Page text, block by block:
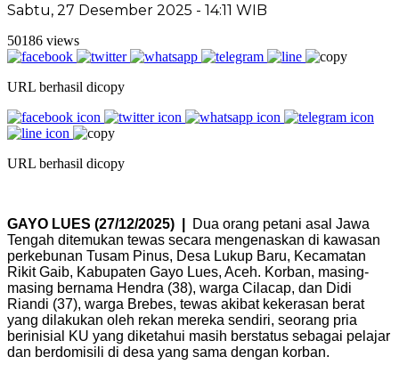
Sabtu, 27 Desember 2025 - 14:11 WIB
50186 views
URL berhasil dicopy
URL berhasil dicopy
GAYO LUES (27/12/2025) |
Dua orang petani asal Jawa
Tengah ditemukan tewas secara mengenaskan di kawasan
perkebunan Tusam Pinus, Desa Lukup Baru, Kecamatan
Rikit Gaib, Kabupaten Gayo Lues, Aceh. Korban, masing-
masing bernama Hendra (38), warga Cilacap, dan Didi
Riandi (37), warga Brebes, tewas akibat kekerasan berat
yang dilakukan oleh rekan mereka sendiri, seorang pria
berinisial KU yang diketahui masih berstatus sebagai pelajar
dan berdomisili di desa yang sama dengan korban.